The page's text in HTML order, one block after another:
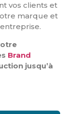
vos clients et
marque et
Brand
jusqu’à